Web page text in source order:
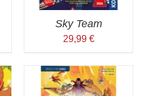
Sky Team
29,99 €